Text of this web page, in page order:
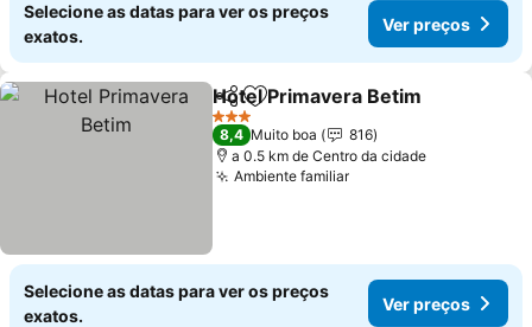
Selecione as datas para ver os preços
exatos.
Ver preços
PartilharAdicionar aos favoritos
Hotel Primavera Betim
3 Estrelas
8,4 Muito boa
816
a 0.5 km de Centro da cidade
Ambiente familiar
Selecione as datas para ver os preços
exatos.
Ver preços